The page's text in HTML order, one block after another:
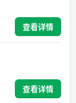
查看详情
查看详情